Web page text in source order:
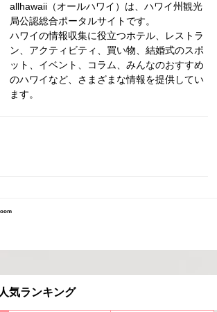
allhawaii（オールハワイ）は、ハワイ州観光
局公認総合ポータルサイトです。
ハワイの情報収集に役立つホテル、レストラ
ン、アクティビティ、買い物、結婚式のスポ
ット、イベント、コラム、みんなのおすすめ
のハワイなど、さまざまな情報を提供してい
ます。
気ランキング